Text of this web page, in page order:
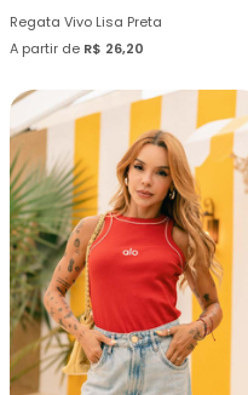
Regata Vivo Lisa Preta
A partir de R$ 26,20